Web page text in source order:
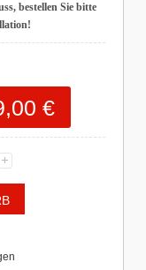
bestellen Sie bitte
€